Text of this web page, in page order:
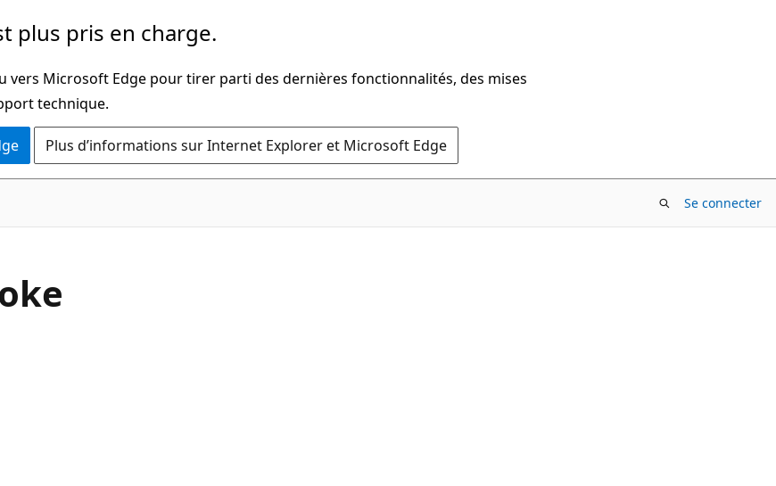
plus pris en charge.
vers Microsoft Edge pour tirer parti des dernières fonctionnalités, des mises
technique.
Plus d’informations sur Internet Explorer et Microsoft Edge
Se connecter